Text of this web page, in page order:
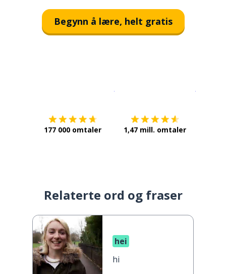
Begynn å lære, helt gratis
177 000 omtaler 1,47 mill. omtaler
Relaterte ord og fraser
hei
hi